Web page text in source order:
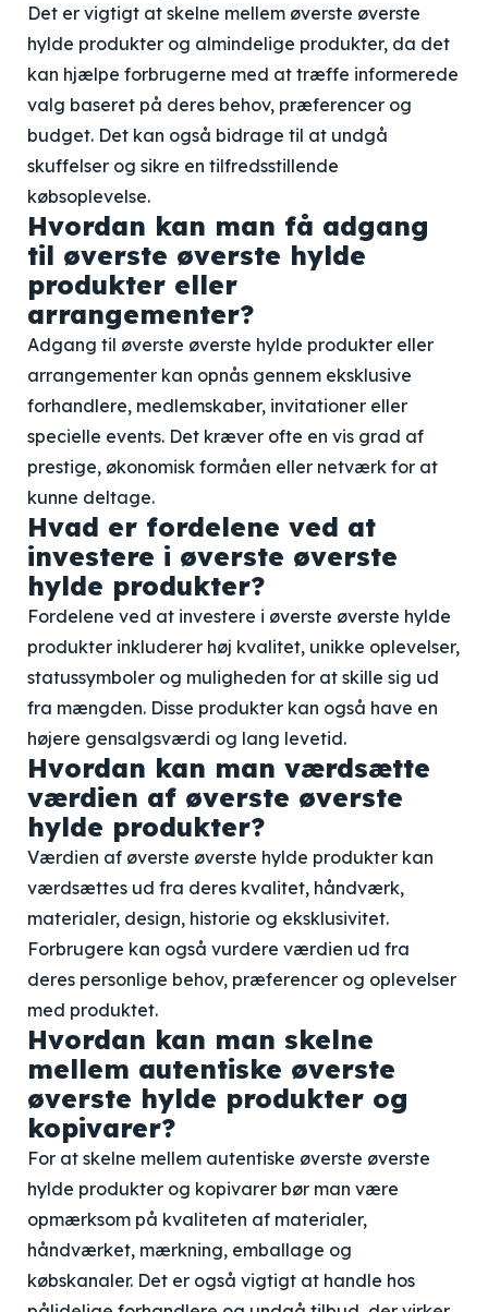
Det er vigtigt at skelne mellem øverste øverste
hylde produkter og almindelige produkter, da det
kan hjælpe forbrugerne med at træffe informerede
valg baseret på deres behov, præferencer og
budget. Det kan også bidrage til at undgå
skuffelser og sikre en tilfredsstillende
købsoplevelse.
Hvordan kan man få adgang
til øverste øverste hylde
produkter eller
arrangementer?
Adgang til øverste øverste hylde produkter eller
arrangementer kan opnås gennem eksklusive
forhandlere, medlemskaber, invitationer eller
specielle events. Det kræver ofte en vis grad af
prestige, økonomisk formåen eller netværk for at
kunne deltage.
Hvad er fordelene ved at
investere i øverste øverste
hylde produkter?
Fordelene ved at investere i øverste øverste hylde
produkter inkluderer høj kvalitet, unikke oplevelser,
statussymboler og muligheden for at skille sig ud
fra mængden. Disse produkter kan også have en
højere gensalgsværdi og lang levetid.
Hvordan kan man værdsætte
værdien af øverste øverste
hylde produkter?
Værdien af øverste øverste hylde produkter kan
værdsættes ud fra deres kvalitet, håndværk,
materialer, design, historie og eksklusivitet.
Forbrugere kan også vurdere værdien ud fra
deres personlige behov, præferencer og oplevelser
med produktet.
Hvordan kan man skelne
mellem autentiske øverste
øverste hylde produkter og
kopivarer?
For at skelne mellem autentiske øverste øverste
hylde produkter og kopivarer bør man være
opmærksom på kvaliteten af materialer,
håndværket, mærkning, emballage og
købskanaler. Det er også vigtigt at handle hos